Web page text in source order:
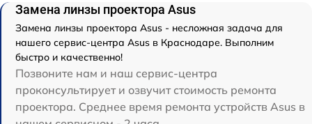
Замена линзы проектора Asus
Замена линзы проектора Asus - несложная задача для
нашего сервис-центра Asus в Краснодаре. Выполним
быстро и качественно!
Позвоните нам и наш сервис-центра
проконсультирует и озвучит стоимость ремонта
проектора. Среднее время ремонта устройств Asus в